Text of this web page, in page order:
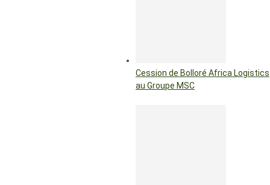
Cession de Bolloré Africa Logistics
au Groupe MSC